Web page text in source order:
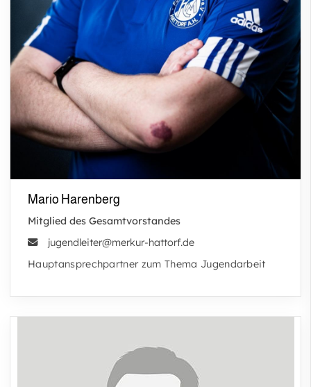
Mario Harenberg
Mitglied des Gesamtvorstandes
jugendleiter@merkur-hattorf.de
Hauptansprechpartner zum Thema Jugendarbeit